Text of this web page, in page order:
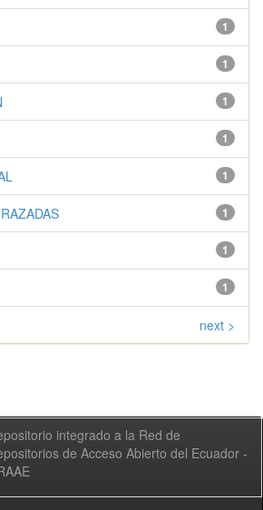
1
1
1
1
1
1
1
1
next >
integrado a la Red de
de Acceso Abierto del Ecuador -